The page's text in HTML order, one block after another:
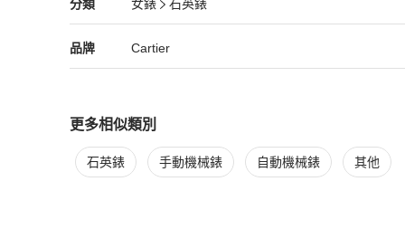
分類 女錶
石英錶
女錶/石英錶推薦
品牌
Cartier 精品女錶品牌介紹
Cartier
Cartier 推薦清單
更多相似類別
更多Cartier 女錶相似商品推薦
石英錶 手動機械錶 自動機械錶 其他